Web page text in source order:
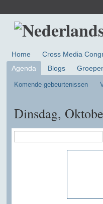
Home Cross Media
Agenda
Blogs
Komende gebeurtenissen
Dinsdag,